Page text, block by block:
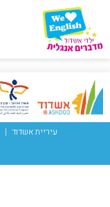
עיריית אשדוד